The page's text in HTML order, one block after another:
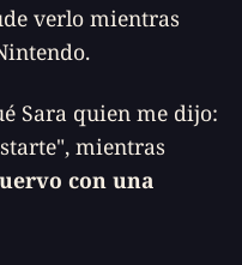
verlo mientras
Sara quien me dijo:
", mientras
con una